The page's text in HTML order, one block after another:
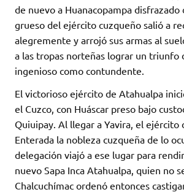
de nuevo a Huanacopampa disfrazado
grueso del ejército cuzqueño salió a
alegremente y arrojó sus armas al
a las tropas norteñas lograr un triunfo
ingenioso como contundente.
El victorioso ejército de Atahualpa
el Cuzco, con Huáscar preso bajo
Quiuipay. Al llegar a Yavira, el ejército
Enterada la nobleza cuzqueña de lo
delegación viajó a ese lugar para
nuevo Sapa Inca Atahualpa, quien no
Chalcuchímac ordenó entonces